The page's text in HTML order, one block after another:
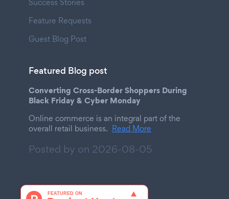
Success Stories
Feature Requests
Guest Blog Post
Featured Blog post
Converting Cross-Border Shoppers During
Black Friday & Cyber Monday
Online commerce is an integral part of the
overall retail business. Read More
Posted by on 2026-08-05